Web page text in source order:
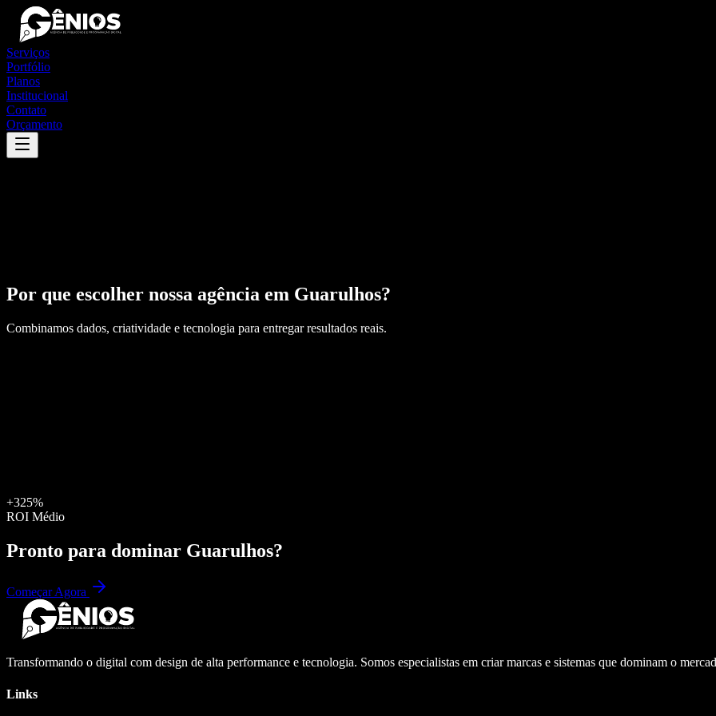
Serviços
Portfólio
Planos
Institucional
Contato
Orçamento
Por que escolher nossa agência em Guarulhos?
Combinamos dados, criatividade e tecnologia para entregar resultados reais.
+325%
ROI Médio
Pronto para dominar Guarulhos?
Começar Agora
Transformando o digital com design de alta performance e tecnologia. Somos especialistas em criar marcas e sistemas que dominam o
Links